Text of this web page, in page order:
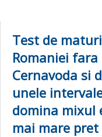
Test de
Romaniei
Cernavoda si
unele
domina mixul
mai mare